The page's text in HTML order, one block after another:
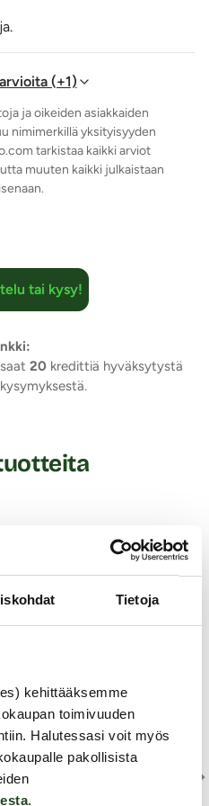
Tietoja
kehittääksemme
toimivuuden
Halutessasi voit myös
pakollisista
.
(+1)
ja oikeiden asiakkaiden
nimimerkillä yksityisyyden
tarkistaa kaikki arviot
muuten kaikki julkaistaan
tai kysy!
20 kredittiä hyväksytystä